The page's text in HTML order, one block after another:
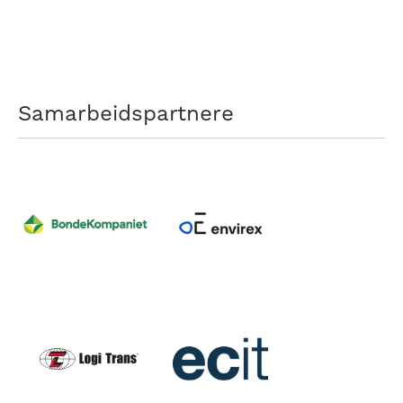
Samarbeidspartnere